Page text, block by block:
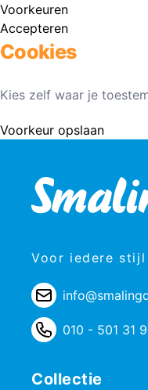
Voorkeuren
Accepteren
Cookies
Kies zelf waar je
Voorkeur opslaan
Voor iedere
010 - 501 31
Collectie